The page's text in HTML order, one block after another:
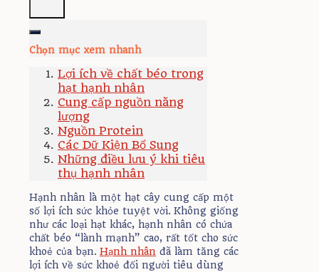
Chọn mục xem nhanh
Lợi ích về chất béo trong
hạt hạnh nhân
Cung cấp nguồn năng
lượng
Nguồn Protein
Các Dữ Kiện Bổ Sung
Những điều lưu ý khi tiêu
thụ hạnh nhân
Hạnh nhân là một hạt cây cung cấp một
số lợi ích sức khỏe tuyệt vời. Không giống
như các loại hạt khác, hạnh nhân có chứa
chất béo “lành mạnh” cao, rất tốt cho sức
khoẻ của bạn. Hạnh nhân đã làm tăng các
lợi ích về sức khoẻ đối người tiêu dùng